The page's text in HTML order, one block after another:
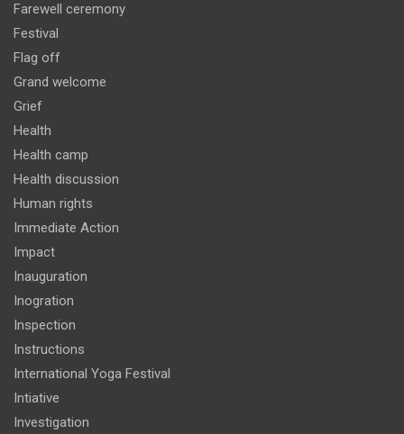
Farewell ceremony
Festival
Flag off
Grand welcome
Grief
Health
Health camp
Health discussion
Human rights
Immediate Action
Impact
Inauguration
Inogration
Inspection
Instructions
International Yoga Festival
Intiative
Investigation